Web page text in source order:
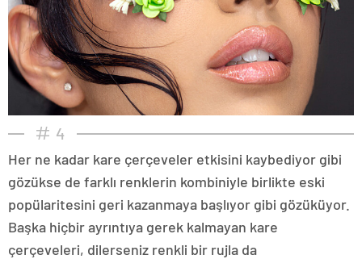
4
Her ne kadar kare çerçeveler etkisini kaybediyor gibi
gözükse de farklı renklerin kombiniyle birlikte eski
popülaritesini geri kazanmaya başlıyor gibi gözüküyor.
Başka hiçbir ayrıntıya gerek kalmayan kare
çerçeveleri, dilerseniz renkli bir rujla da